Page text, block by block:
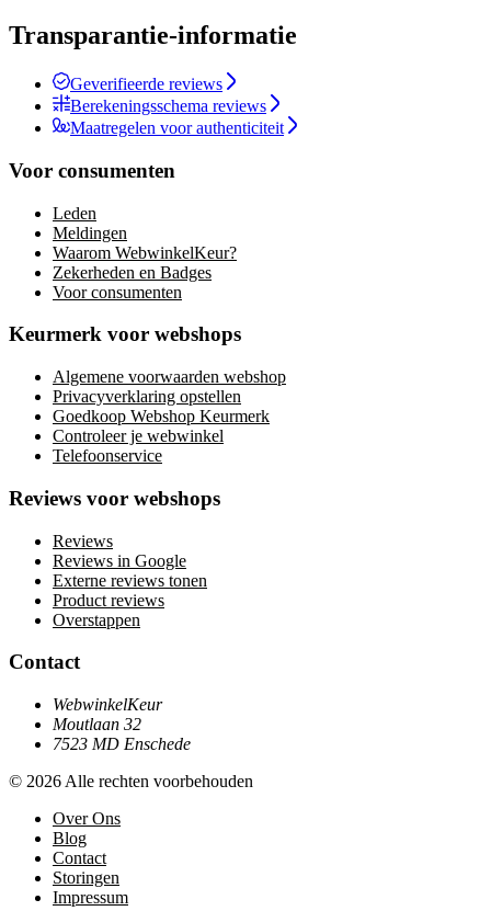
Transparantie-informatie
Geverifieerde reviews
Berekeningsschema reviews
Maatregelen voor authenticiteit
Voor consumenten
Leden
Meldingen
Waarom WebwinkelKeur?
Zekerheden en Badges
Voor consumenten
Keurmerk voor webshops
Algemene voorwaarden webshop
Privacyverklaring opstellen
Goedkoop Webshop Keurmerk
Controleer je webwinkel
Telefoonservice
Reviews voor webshops
Reviews
Reviews in Google
Externe reviews tonen
Product reviews
Overstappen
Contact
WebwinkelKeur
Moutlaan 32
7523 MD Enschede
© 2026 Alle rechten voorbehouden
Over Ons
Blog
Contact
Storingen
Impressum